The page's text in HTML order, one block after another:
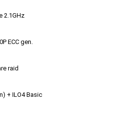
2.1GHz
ECC gen.
raid
+ ILO4 Basic